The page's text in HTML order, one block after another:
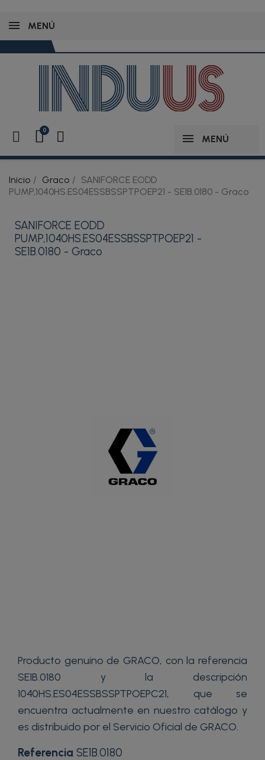
MENÚ
MENÚ
Inicio Graco
SANIFORCE EODD
PUMP,1040HS.ES04ESSBSSPTPOEP21 - SE1B.0180 - Graco
SANIFORCE EODD
PUMP,1040HS.ES04ESSBSSPTPOEP21 -
SE1B.0180 - Graco
Producto genuino de GRACO, con la referencia
SE1B.0180 y la descripción
1040HS.ES04ESSBSSPTPOEPC21, que se
encuentra actualmente en nuestro catálogo y
es distribuido por el Servicio Oficial de GRACO.
Referencia SE1B.0180